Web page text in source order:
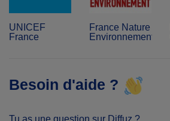
UNICEF
France
France Nature
Environnement
Besoin d'aide ?
Tu as une question sur Diffuz ?